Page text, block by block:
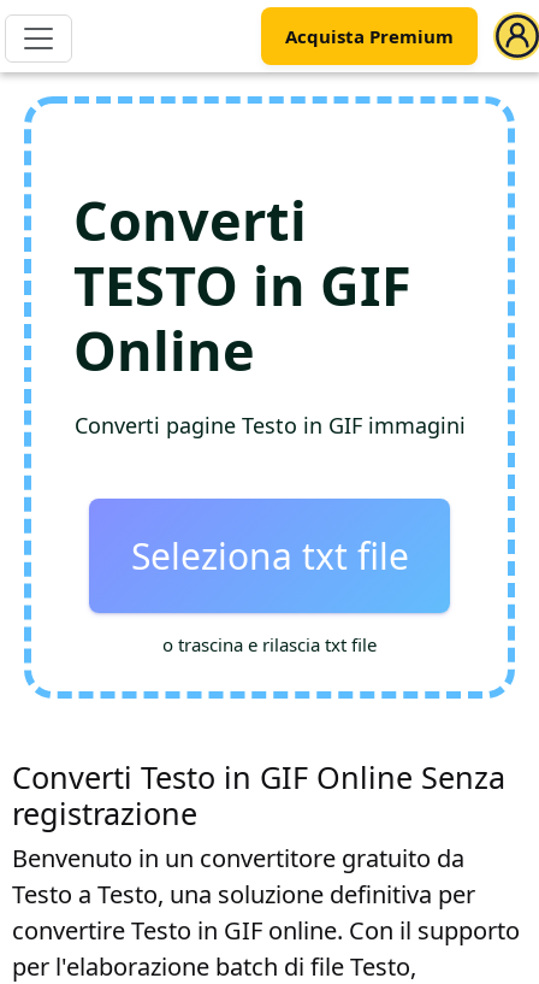
Acquista Premium
Converti
TESTO in GIF
Online
Converti pagine Testo in GIF immagini
Seleziona txt file
o trascina e rilascia txt file
Converti Testo in GIF Online Senza
registrazione
Benvenuto in un convertitore gratuito da
Testo a Testo, una soluzione definitiva per
convertire Testo in GIF online. Con il supporto
per l'elaborazione batch di file Testo,